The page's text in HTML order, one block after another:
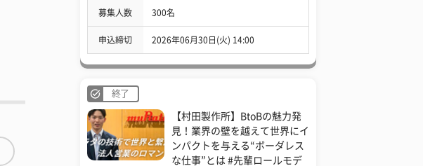
募集人数 300名
申込締切 2026年06月30日(火) 14:00
終了
【村田製作所】BtoBの魅力発
見！業界の壁を越えて世界にイ
ンパクトを与える“ボーダレス
な仕事”とは #先輩ロールモデ